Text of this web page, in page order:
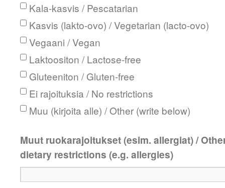
Kala-kasvis / Pescatarian
Kasvis (lakto-ovo) / Vegetarian (lacto-ovo)
Vegaani / Vegan
Laktoositon / Lactose-free
Gluteeniton / Gluten-free
Ei rajoituksia / No restrictions
Muu (kirjoita alle) / Other (write below)
Muut ruokarajoitukset (esim. allergiat) /
dietary restrictions (e.g. allergies)